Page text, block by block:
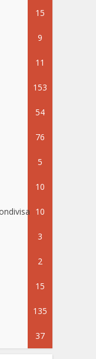
15
9
11
153
54
76
5
10
10
3
2
15
135
37